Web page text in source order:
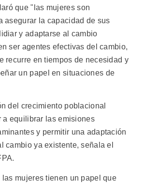
que "las mujeres son
asegurar la capacidad de sus
y adaptarse al cambio
ser agentes efectivas del cambio,
recurre en tiempos de necesidad y
un papel en situaciones de
del crecimiento poblacional
a equilibrar las emisiones
y permitir una adaptación
cambio ya existente, señala el
las mujeres tienen un papel que